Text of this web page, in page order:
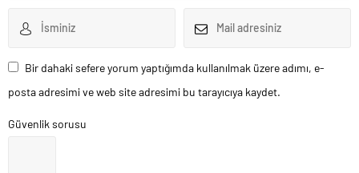
Bir dahaki sefere yorum yaptığımda kullanılmak üzere adımı, e-
posta adresimi ve web site adresimi bu tarayıcıya kaydet.
Güvenlik sorusu